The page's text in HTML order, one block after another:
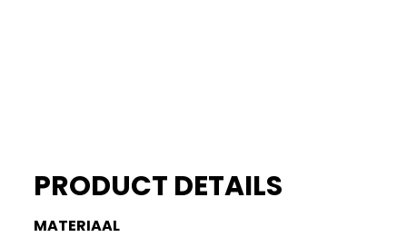
PRODUCT DETAILS
MATERIAAL